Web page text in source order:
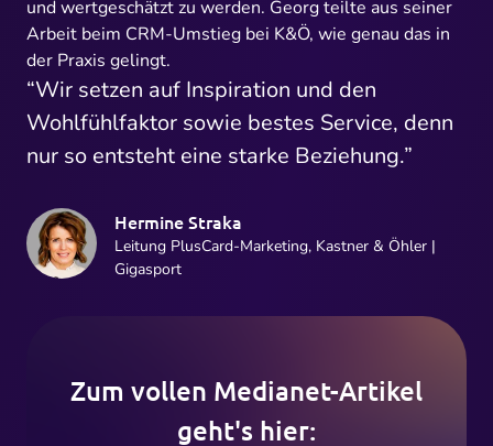
und wertgeschätzt zu werden. Georg teilte aus seiner
Arbeit beim CRM-Umstieg bei K&Ö, wie genau das in
der Praxis gelingt.
“Wir setzen auf Inspiration und den
Wohlfühlfaktor sowie bestes Service, denn
nur so entsteht eine starke Beziehung.”
Hermine Straka
Leitung PlusCard-Marketing, Kastner & Öhler |
Gigasport
Zum vollen Medianet-Artikel
geht's hier: